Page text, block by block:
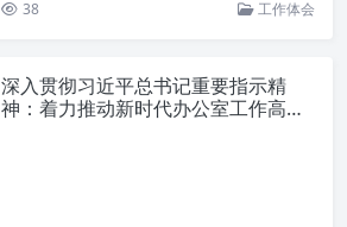
38 工作体会
深入贯彻习近平总书记重要指示精
神：着力推动新时代办公室工作高质